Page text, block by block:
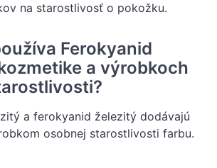
na starostlivosť o pokožku.
Ferokyanid
a výrobkoch
a ferokyanid železitý dodávajú
osobnej starostlivosti farbu.